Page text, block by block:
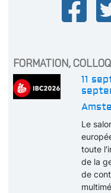
FORMATION,
11
Le
toute
de la
de